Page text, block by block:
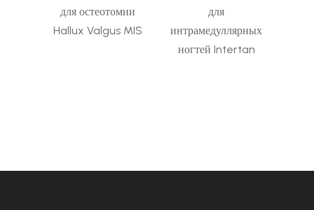
для остеотомии
Hallux Valgus MIS
для
интрамедуллярных
ногтей Intertan